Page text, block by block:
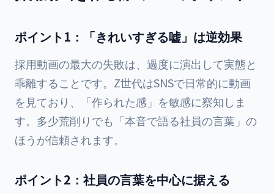
ポイント1：「きれいすぎる嘘」は逆効果
採用動画の最大の失敗は、過度に演出して実態と
乖離することです。Z世代はSNSで日常的に動画
を見ており、「作られた感」を敏感に察知しま
す。多少荒削りでも「本音で語る社員の言葉」の
ほうが信頼されます。
ポイント2：社員の言葉を中心に据える